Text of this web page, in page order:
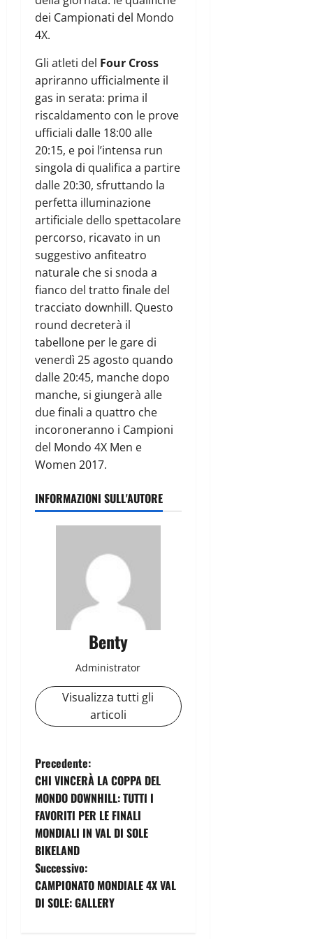
dei Campionati del Mondo
4X.
Gli atleti del Four Cross
apriranno ufficialmente il
gas in serata: prima il
riscaldamento con le prove
ufficiali dalle 18:00 alle
20:15, e poi l’intensa run
singola di qualifica a partire
dalle 20:30, sfruttando la
perfetta illuminazione
artificiale dello spettacolare
percorso, ricavato in un
suggestivo anfiteatro
naturale che si snoda a
fianco del tratto finale del
tracciato downhill. Questo
round decreterà il
tabellone per le gare di
venerdì 25 agosto quando
dalle 20:45, manche dopo
manche, si giungerà alle
due finali a quattro che
incoroneranno i Campioni
del Mondo 4X Men e
Women 2017.
INFORMAZIONI SULL'AUTORE
Benty
Administrator
Visualizza tutti gli
articoli
N
a
v
i
g
a
Precedente:
CHI VINCERÀ LA COPPA DEL
MONDO DOWNHILL: TUTTI I
FAVORITI PER LE FINALI
MONDIALI IN VAL DI SOLE
BIKELAND
Successivo:
CAMPIONATO MONDIALE 4X VAL
DI SOLE: GALLERY